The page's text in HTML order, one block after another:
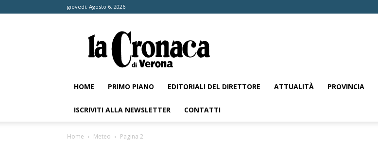
giovedì, Agosto 6, 2026
Cronaca
di
Verona
HOME PRIMO PIANO EDITORIALI DEL DIRETTORE ATTUALITÀ PROVINCIA
ISCRIVITI ALLA NEWSLETTER CONTATTI
Home Meteo Pagina 2